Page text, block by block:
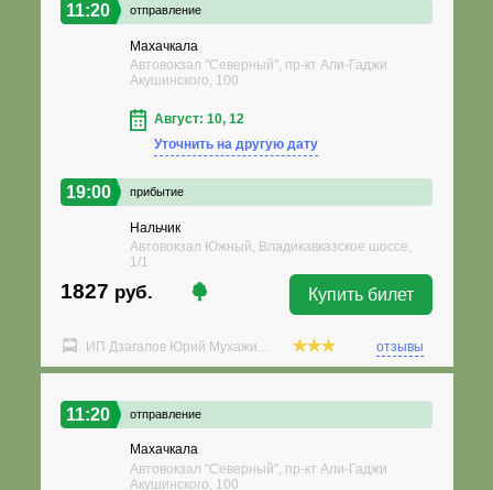
11:20 отправление
Махачкала
Автовокзал "Северный", пр-кт Али-Гаджи
Акушинского, 100
Август: 10, 12
Уточнить на другую дату
19:00 прибытие
Нальчик
Автовокзал Южный, Владикавказское шоссе,
1/1
1827 руб. Купить билет
ИП Дзагалов Юрий Мухажи... отзывы
11:20 отправление
Махачкала
Автовокзал "Северный", пр-кт Али-Гаджи
Акушинского, 100